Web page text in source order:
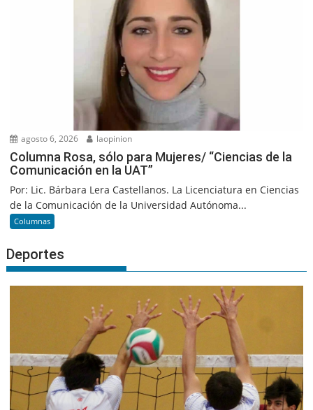
agosto 6, 2026 laopinion
Columna Rosa, sólo para Mujeres/ “Ciencias de la
Comunicación en la UAT”
Por: Lic. Bárbara Lera Castellanos. La Licenciatura en Ciencias
de la Comunicación de la Universidad Autónoma...
Columnas
Deportes